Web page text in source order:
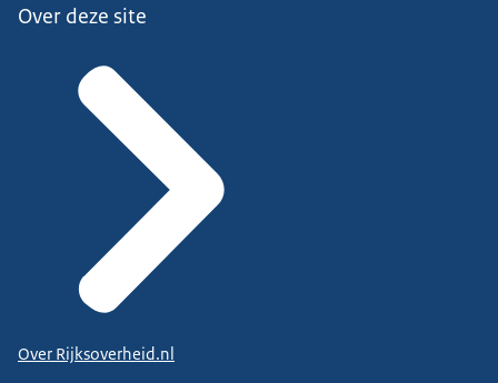
Over deze site
Over Rijksoverheid.nl